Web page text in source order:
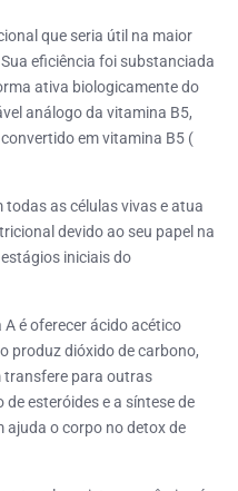
que seria útil na maior
eficiência foi substanciada
ativa biologicamente do
análogo da vitamina B5,
em vitamina B5 (
as células vivas e atua
devido ao seu papel na
iniciais do
é oferecer ácido acético
produz dióxido de carbono,
transfere para outras
esteróides e a síntese de
ajuda o corpo no detox de